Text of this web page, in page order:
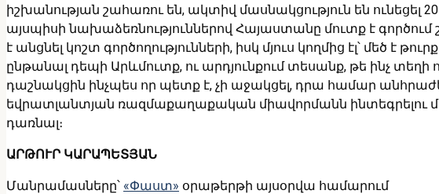
իշխանության շահառու են, ակտիվ մասնակցություն են
այսպիսի նախաձեռնություններով Հայաստանը մուտք է
է անցնել կոշտ գործողությունների, իսկ մյուս կողմից էլ՝ մեծ
ընթանալ դեպի Արևմուտք, ու արդյունքում տեսանք, թե ինչ
դաշնակցին ինչպես որ պետք է, չի աջակցել, դրա համար
եվրատլանտյան ռազմաքաղաքական միավորմանն ինտեգրելու
դառնալ։
ԱՐԹՈՒՐ ԿԱՐԱՊԵՏՅԱՆ
Մանրամասները՝ «Փաստ» օրաթերթի այսօրվա համարում